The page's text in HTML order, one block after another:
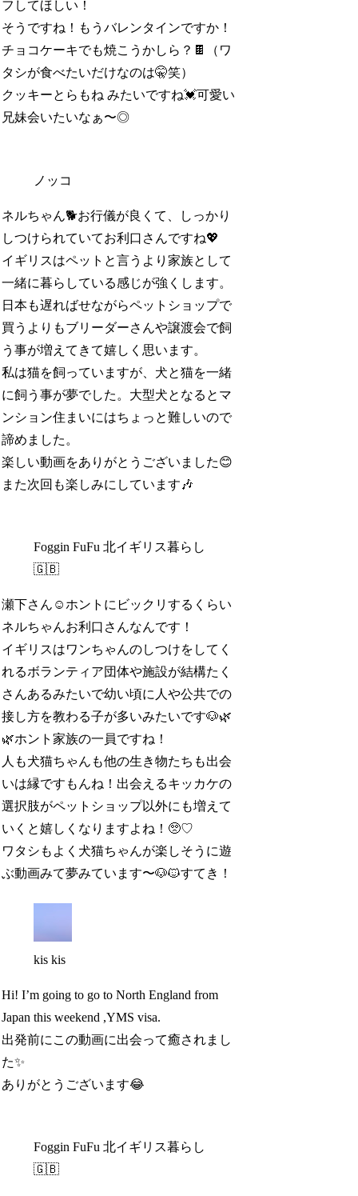
フしてほしい！
そうですね！もうバレンタインですか！
チョコケーキでも焼こうかしら？🍫（ワ
タシが食べたいだけなのは🤫笑）
クッキーとらもね みたいですね💓可愛い
兄妹会いたいなぁ〜◎
ノッコ
ネルちゃん🐕お行儀が良くて、しっかり
しつけられていてお利口さんですね💖
イギリスはペットと言うより家族として
一緒に暮らしている感じが強くします。
日本も遅ればせながらペットショップで
買うよりもブリーダーさんや譲渡会で飼
う事が増えてきて嬉しく思います。
私は猫を飼っていますが、犬と猫を一緒
に飼う事が夢でした。大型犬となるとマ
ンション住まいにはちょっと難しいので
諦めました。
楽しい動画をありがとうございました😊
また次回も楽しみにしています🎶
Foggin FuFu 北イギリス暮らし
🇬🇧
瀬下さん☺️ホントにビックリするくらい
ネルちゃんお利口さんなんです！
イギリスはワンちゃんのしつけをしてく
れるボランティア団体や施設が結構たく
さんあるみたいで幼い頃に人や公共での
接し方を教わる子が多いみたいです🐶🌿
🌿ホント家族の一員ですね！
人も犬猫ちゃんも他の生き物たちも出会
いは縁ですもんね！出会えるキッカケの
選択肢がペットショップ以外にも増えて
いくと嬉しくなりますよね！🥺♡
ワタシもよく犬猫ちゃんが楽しそうに遊
ぶ動画みて夢みています〜🐶🐱すてき！
kis kis
Hi! I’m going to go to North England from
Japan this weekend ,YMS visa.
出発前にこの動画に出会って癒されまし
た✨
ありがとうございます😂
Foggin FuFu 北イギリス暮らし
🇬🇧